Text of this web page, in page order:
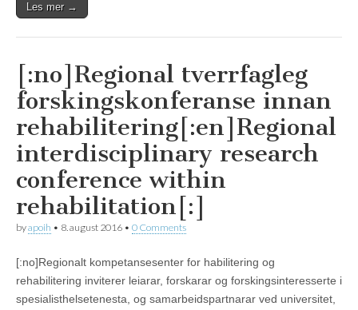
Les mer →
[:no]Regional tverrfagleg
forskingskonferanse innan
rehabilitering[:en]Regional
interdisciplinary research
conference within
rehabilitation[:]
byapoih • 8. august 2016 • 0 Comments
[:no]Regionalt kompetansesenter for habilitering og
rehabilitering inviterer leiarar, forskarar og forskingsinteresserte i
spesialisthelsetenesta, og samarbeidspartnarar ved universitet,